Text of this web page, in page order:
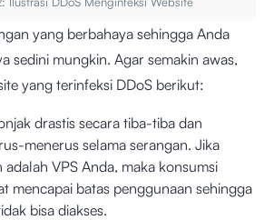
yang berbahaya sehingga Anda
sedini mungkin. Agar semakin awas,
yang terinfeksi DDoS berikut:
drastis secara tiba-tiba dan
menerus selama serangan. Jika
VPS Anda, maka konsumsi
mencapai batas penggunaan sehingga
bisa diakses.